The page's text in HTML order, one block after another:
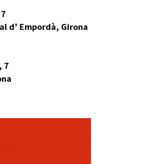
d’ Empordà, Girona
7